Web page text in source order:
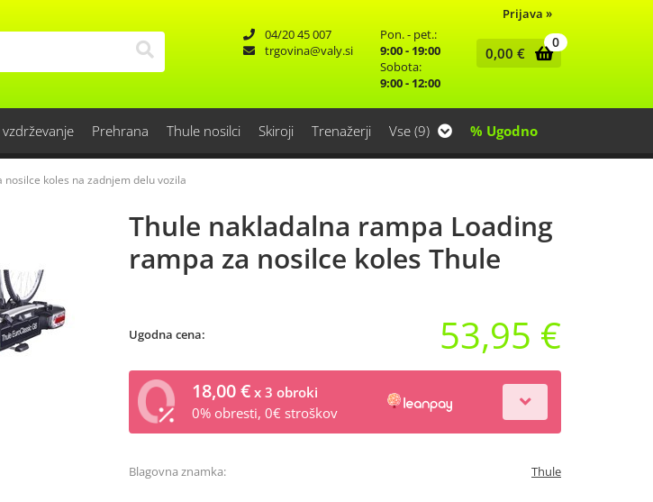
Prijava »
04/20 45 007
trgovina
valy.si
Pon. - pet.:
9:00 - 19:00
Sobota:
9:00 - 12:00
0
0,00 €
Prehrana Thule nosilci Skiroji Trenažerji Vse (9) % Ugodno
nosilce koles na zadnjem delu vozila
Thule nakladalna rampa Loading
rampa za nosilce koles Thule
Ugodna cena: 53,95 €
18,00 € x 3 obroki
0% obresti, 0€ stroškov
Blagovna znamka: Thule